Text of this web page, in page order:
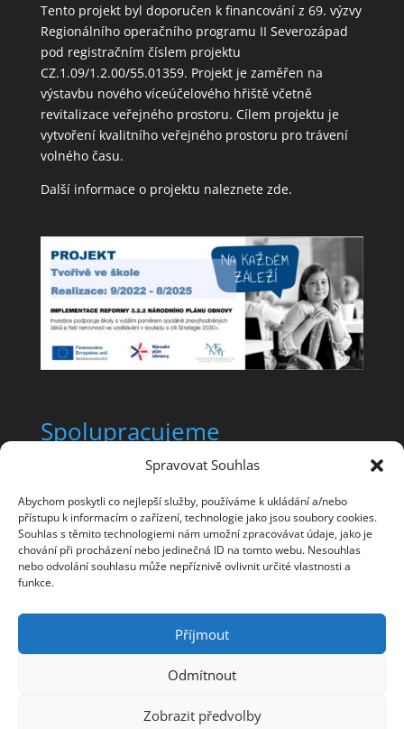
Spravovat Souhlas
Abychom poskytli co nejlepší služby, používáme k ukládání a/nebo
přístupu k informacím o zařízení, technologie jako jsou soubory cookies.
Souhlas s těmito technologiemi nám umožní zpracovávat údaje, jako je
chování při procházení nebo jedinečná ID na tomto webu. Nesouhlas
nebo odvolání souhlasu může nepříznivě ovlivnit určité vlastnosti a
funkce.
Příjmout
Odmítnout
Zobrazit předvolby
Tento projekt byl doporučen k financování z 69. výzvy
Regionálního operačního programu II Severozápad
pod registračním číslem projektu
CZ.1.09/1.2.00/55.01359. Projekt je zaměřen na
výstavbu nového víceúčelového hřiště včetně
revitalizace veřejného prostoru. Cílem projektu je
vytvoření kvalitního veřejného prostoru pro trávení
volného času.
Další informace o projektu naleznete zde.
Spolupracujeme
Elegant Themes| Běží na